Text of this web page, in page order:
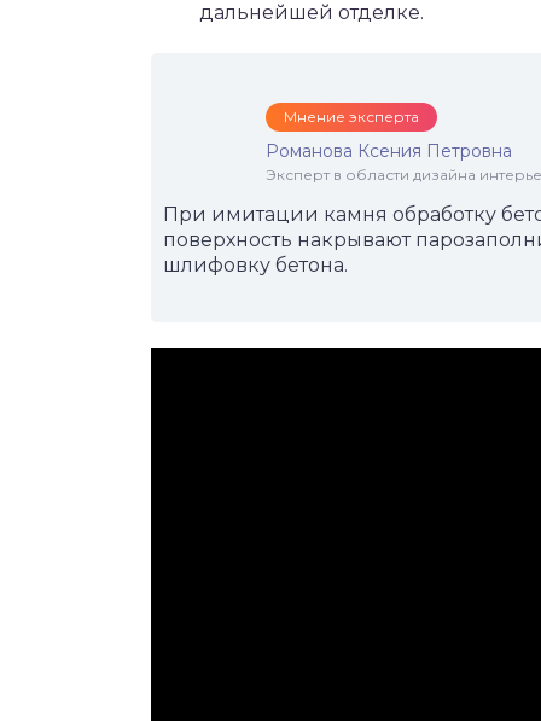
дальнейшей отделке.
Мнение эксперта
Романова Ксения Петровна
Эксперт в области дизайна
При имитации камня обработку
поверхность накрывают
шлифовку бетона.